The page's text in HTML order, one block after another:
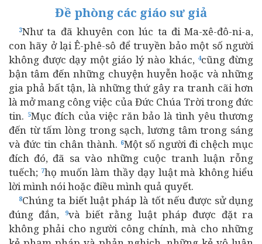
Đề phòng các giáo sư giả
3Như ta đã khuyên con lúc ta đi Ma-xê-đô-ni-a,
con hãy ở lại Ê-phê-sô để truyền bảo một số người
không được dạy một giáo lý nào khác, 4cũng đừng
bận tâm đến những chuyện huyễn hoặc và những
gia phả bất tận, là những thứ gây ra tranh cãi hơn
là mở mang công việc của Đức Chúa Trời trong đức
tin. 5Mục đích của việc răn bảo là tình yêu thương
đến từ tấm lòng trong sạch, lương tâm trong sáng
và đức tin chân thành. 6Một số người đi chệch mục
đích đó, đã sa vào những cuộc tranh luận rỗng
tuếch; 7họ muốn làm thầy dạy luật mà không hiểu
lời mình nói hoặc điều mình quả quyết.
8Chúng ta biết luật pháp là tốt nếu được sử dụng
đúng đắn,
9và biết rằng luật pháp được đặt ra
không phải cho người công chính, mà cho những